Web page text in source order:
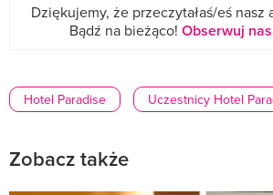
Dziękujemy, że przeczytałaś/eś nasz
Bądź na bieżąco! Obserwuj
Hotel Paradise Uczestnicy Hotel
Zobacz także